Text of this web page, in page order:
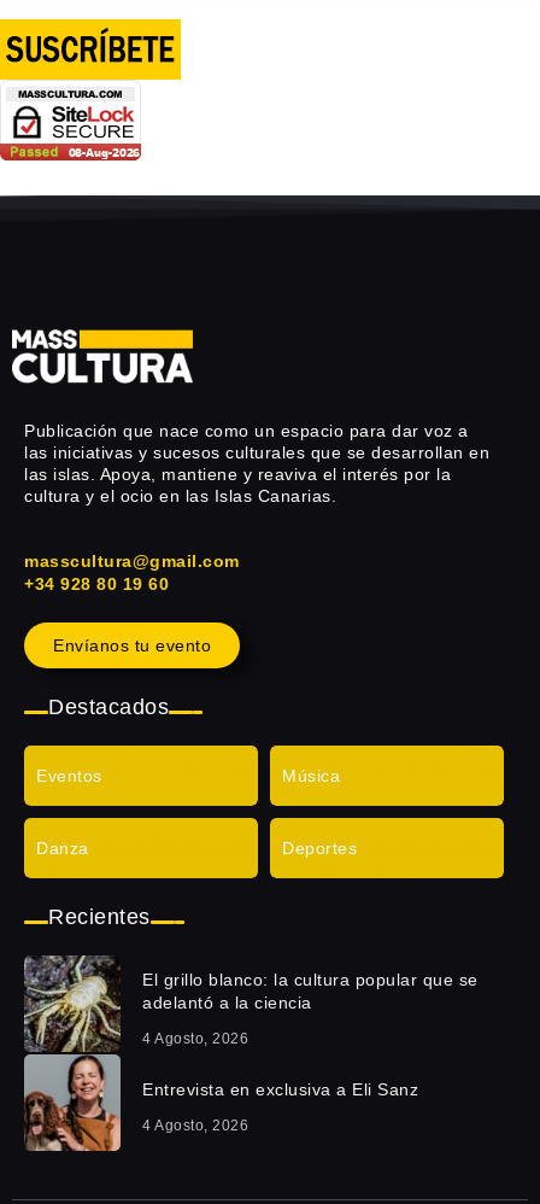
Publicación que nace como un espacio para dar voz a
las iniciativas y sucesos culturales que se desarrollan en
las islas. Apoya, mantiene y reaviva el interés por la
cultura y el ocio en las Islas Canarias.
masscultura@gmail.com
+34 928 80 19 60
Envíanos tu evento
Destacados
Eventos Música
Danza Deportes
Recientes
El grillo blanco: la cultura popular que se
adelantó a la ciencia
4 Agosto, 2026
Entrevista en exclusiva a Eli Sanz
4 Agosto, 2026